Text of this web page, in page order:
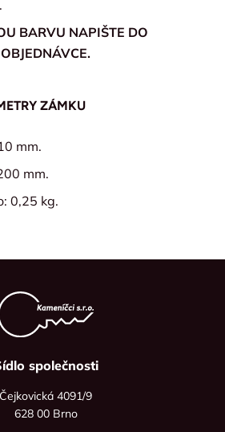
.
BARVU NAPIŠTE DO
ZÁMKU
mm.
mm.
0,25 kg.
společnosti
Čejkovická 4091/9
628 00 Brno